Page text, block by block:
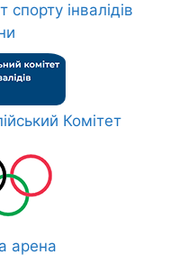
інвалідів
Комітет
арена